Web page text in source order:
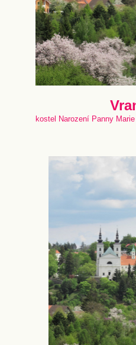
kostel Narození Panny